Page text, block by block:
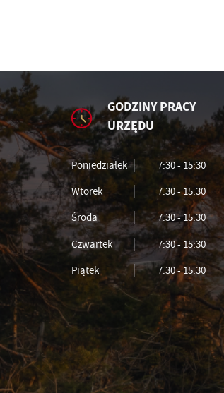
GODZINY PRACY
URZĘDU
Poniedziałek
7:30 - 15:30
Wtorek
7:30 - 15:30
Środa
7:30 - 15:30
Czwartek
7:30 - 15:30
Piątek
7:30 - 15:30